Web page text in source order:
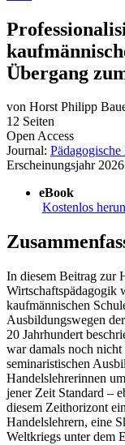
Übergang
von Horst Philipp
12 Seiten
Open Access
Journal:
Erscheinungsjahr 2026
eBook
Kostenlos
In diesem Beitrag zur
Wirtschaftspädagogik
kaufmännischen
Ausbildungswegen
20 Jahrhundert
war damals noch
seminaristischen
Handelslehrerinnen
jener Zeit Standard –
diesem Zeithorizont
Handelslehrern, eine
Weltkriegs unter dem